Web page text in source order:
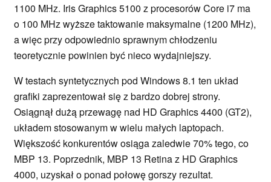
1100 MHz. Iris Graphics 5100 z procesorów Core i7 ma
o 100 MHz wyższe taktowanie maksymalne (1200 MHz),
a więc przy odpowiednio sprawnym chłodzeniu
teoretycznie powinien być nieco wydajniejszy.
W testach syntetycznych pod Windows 8.1 ten układ
grafiki zaprezentował się z bardzo dobrej strony.
Osiągnął dużą przewagę nad HD Graphics 4400 (GT2),
układem stosowanym w wielu małych laptopach.
Większość konkurentów osiąga zaledwie 70% tego, co
MBP 13. Poprzednik, MBP 13 Retina z HD Graphics
4000, uzyskał o ponad połowę gorszy rezultat.